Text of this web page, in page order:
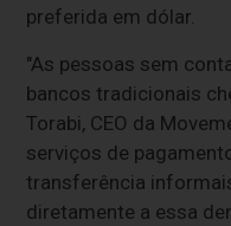
preferida em dólar.
"As pessoas sem
bancos tradicionais
Torabi, CEO da
serviços de
transferência
diretamente a essa